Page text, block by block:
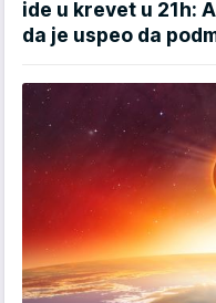
ide u krevet u 21h:
da je uspeo da